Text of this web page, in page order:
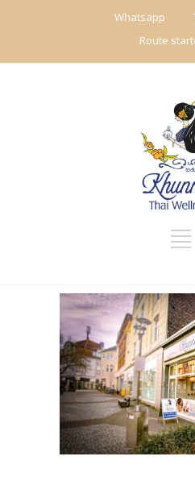
Whatsapp
Route